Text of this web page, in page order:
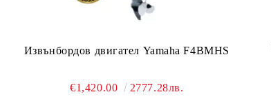
Извънбордов двигател Yamaha F4BMHS
€1,420.00 2777.28лв.